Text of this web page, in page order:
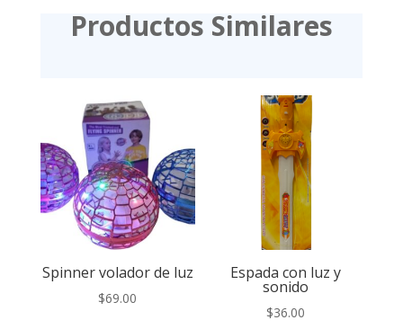
Productos Similares
Spinner volador de luz
$69.00
Espada con luz y
sonido
$36.00